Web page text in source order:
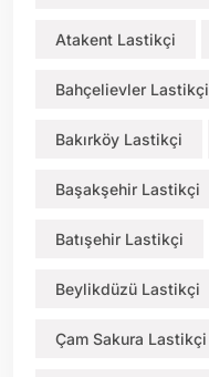
Atakent Lastikçi
Bahçelievler Lastikçi
Bakırköy Lastikçi
Başakşehir Lastikçi
Batışehir Lastikçi
Beylikdüzü Lastikçi
Çam Sakura Lastikçi